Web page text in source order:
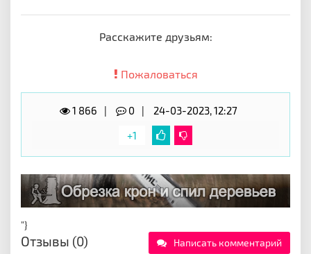
Расскажите друзьям:
Пожаловаться
1 866 0
24-03-2023, 12:27
+1
"}
Отзывы (0) Написать комментарий